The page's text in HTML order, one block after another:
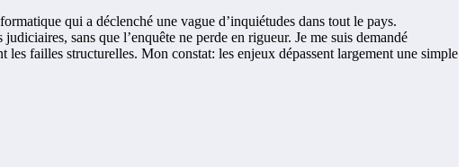
qui a déclenché une vague d’inquiétudes dans tout le pays.
sans que l’enquête ne perde en rigueur. Je me suis demandé
failles structurelles. Mon constat: les enjeux dépassent largement une simple